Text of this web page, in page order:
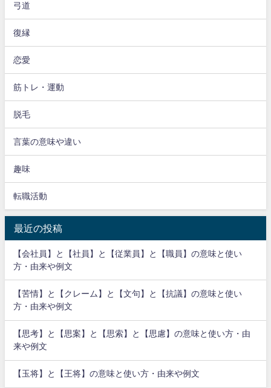
弓道
復縁
恋愛
筋トレ・運動
脱毛
言葉の意味や違い
趣味
転職活動
最近の投稿
【会社員】と【社員】と【従業員】と【職員】の意味と使い
方・由来や例文
【苦情】と【クレーム】と【文句】と【抗議】の意味と使い
方・由来や例文
【思考】と【思案】と【思索】と【思慮】の意味と使い方・由
来や例文
【玉将】と【王将】の意味と使い方・由来や例文